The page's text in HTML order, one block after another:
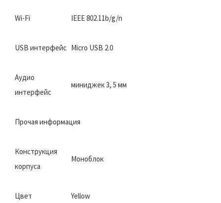
Wi-Fi IEEE 802.11b/g/n
USB интерфейс Micro USB 2.0
Аудио
интерфейс
миниджек 3, 5 мм
Прочая информация
Конструкция
корпуса
Моноблок
Цвет Yellow